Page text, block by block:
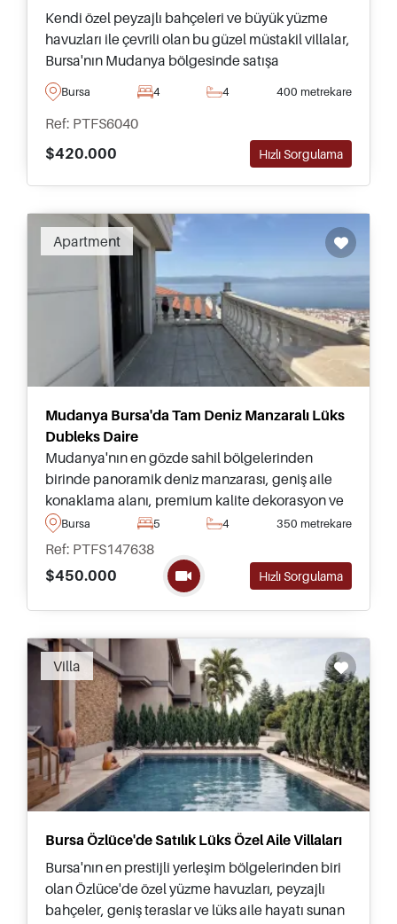
Kendi özel peyzajlı bahçeleri ve büyük yüzme
havuzları ile çevrili olan bu güzel müstakil villalar,
Bursa'nın Mudanya bölgesinde satışa
sunulmuştur – çocuklarıyla taşınmak isteyenler
için uygundur.
Bursa 4 4 400 metrekare
Ref: PTFS6040
$420.000
Hızlı Sorgulama
Apartment
Mudanya Bursa'da Tam Deniz Manzaralı Lüks
Dubleks Daire
Mudanya'nın en gözde sahil bölgelerinden
birinde panoramik deniz manzarası, geniş aile
konaklama alanı, premium kalite dekorasyon ve
ayrıcalıklı kıyı yaşamı sunan lüks dubleks daire.
Bursa 5 4 350 metrekare
Ref: PTFS147638
$450.000
Hızlı Sorgulama
Villa
Bursa Özlüce'de Satılık Lüks Özel Aile Villaları
Bursa'nın en prestijli yerleşim bölgelerinden biri
olan Özlüce'de özel yüzme havuzları, peyzajlı
bahçeler, geniş teraslar ve lüks aile hayatı sunan